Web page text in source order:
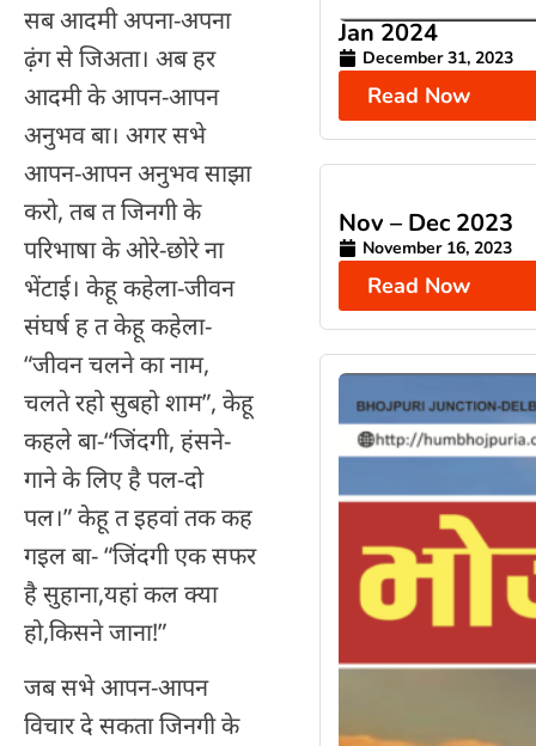
सब आदमी अपना-अपना
ढ़ंग से जिअता। अब हर
आदमी के आपन-आपन
अनुभव बा। अगर सभे
आपन-आपन अनुभव साझा
करो, तब त जिनगी के
परिभाषा के ओरे-छोरे ना
भेंटाई। केहू कहेला-जीवन
संघर्ष ह त केहू कहेला-
“जीवन चलने का नाम,
चलते रहो सुबहो शाम”, केहू
कहले बा-“जिंदगी, हंसने-
गाने के लिए है पल-दो
पल।” केहू त इहवां तक कह
गइल बा- “जिंदगी एक सफर
है सुहाना,यहां कल क्या
हो,किसने जाना!”
जब सभे आपन-आपन
विचार दे सकता जिनगी के
Jan 2024
December 31, 2023
Read Now
Nov – Dec 2023
November 16, 2023
Read Now